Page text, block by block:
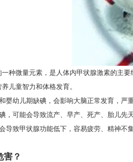
种微量元素，是人体内甲状腺激素的主
儿童智力和体格发育。
婴幼儿期缺碘，会影响大脑正常发育，严
，可能会导致流产、早产、死产、胎儿先
导致甲状腺功能低下，容易疲劳、精神不
害？